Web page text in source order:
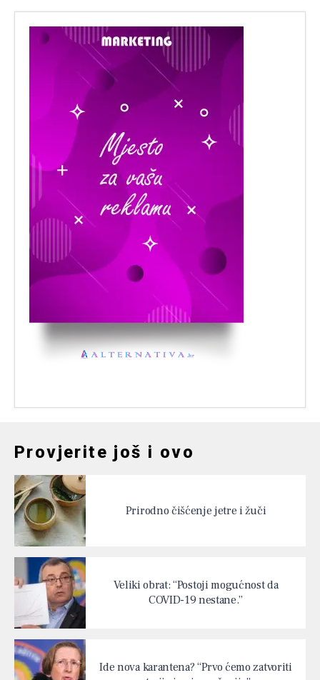
Provjerite još i ovo
Prirodno čišćenje jetre i žuči
Veliki obrat: “Postoji mogućnost da
COVID-19 nestane.”
Ide nova karantena? “Prvo ćemo zatvoriti